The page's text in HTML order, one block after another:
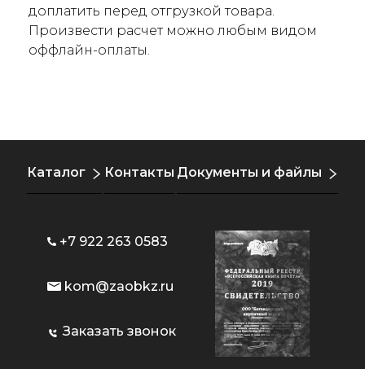
доплатить перед отгрузкой товара.
Произвести расчет можно любым видом
оффлайн-оплаты.
Каталог Контакты Документы и файлы
+7 922 263 0583
kom@zaobkz.ru
Заказать звонок